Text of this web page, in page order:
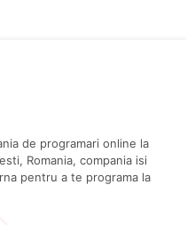
de programari online la
Romania, compania isi
pentru a te programa la